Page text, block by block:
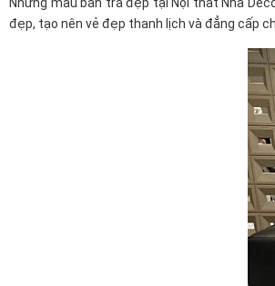
đẹp, tạo nên vẻ đẹp thanh lịch và đẳng cấp